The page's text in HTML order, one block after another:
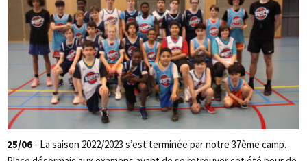
25/06 - La saison 2022/2023 s’est terminée par notre 37ème camp.